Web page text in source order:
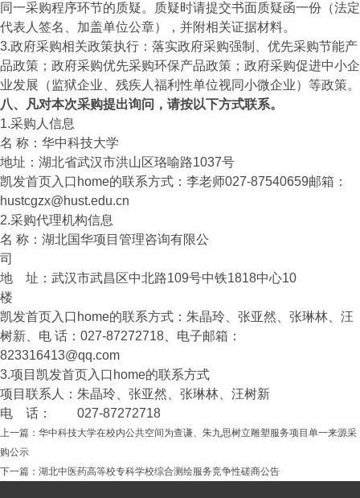
同一采购程序环节的质疑。质疑时请提交书面质疑函一份（法定
代表人签名、加盖单位公章），并附相关证据材料。
3.政府采购相关政策执行：落实政府采购强制、优先采购节能产
品政策；政府采购优先采购环保产品政策；政府采购促进中小企
业发展（监狱企业、残疾人福利性单位视同小微企业）等政策。
八、凡对本次采购提出询问，请按以下方式联系。
1.采购人信息
名 称：华中科技大学
地址：湖北省武汉市洪山区珞喻路1037号
凯发首页入口home的联系方式：李老师027-87540659邮箱：
hustcgzx@hust.edu.cn
2.采购代理机构信息
名 称：湖北国华项目管理咨询有限公
司
地 址：武汉市武昌区中北路109号中铁1818中心10
楼
凯发首页入口home的联系方式：朱晶玲、张亚然、张琳林、汪
树新、电 话：027-87272718、电子邮箱：
823316413@qq.com
3.项目凯发首页入口home的联系方式
项目联系人：朱晶玲、张亚然、张琳林、汪树新
电 话： 027-87272718
上一篇： 华中科技大学在校内公共空间为查谦、朱九思树立雕塑服务项目单一来源采
购公示
下一篇： 湖北中医药高等校专科学校综合测绘服务竞争性磋商公告